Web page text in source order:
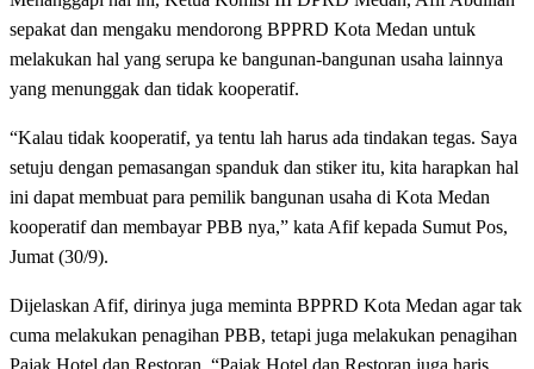
sepakat dan mengaku mendorong BPPRD Kota Medan untuk
melakukan hal yang serupa ke bangunan-bangunan usaha lainnya
yang menunggak dan tidak kooperatif.
“Kalau tidak kooperatif, ya tentu lah harus ada tindakan tegas. Saya
setuju dengan pemasangan spanduk dan stiker itu, kita harapkan hal
ini dapat membuat para pemilik bangunan usaha di Kota Medan
kooperatif dan membayar PBB nya,” kata Afif kepada Sumut Pos,
Jumat (30/9).
Dijelaskan Afif, dirinya juga meminta BPPRD Kota Medan agar tak
cuma melakukan penagihan PBB, tetapi juga melakukan penagihan
Pajak Hotel dan Restoran. “Pajak Hotel dan Restoran juga haris